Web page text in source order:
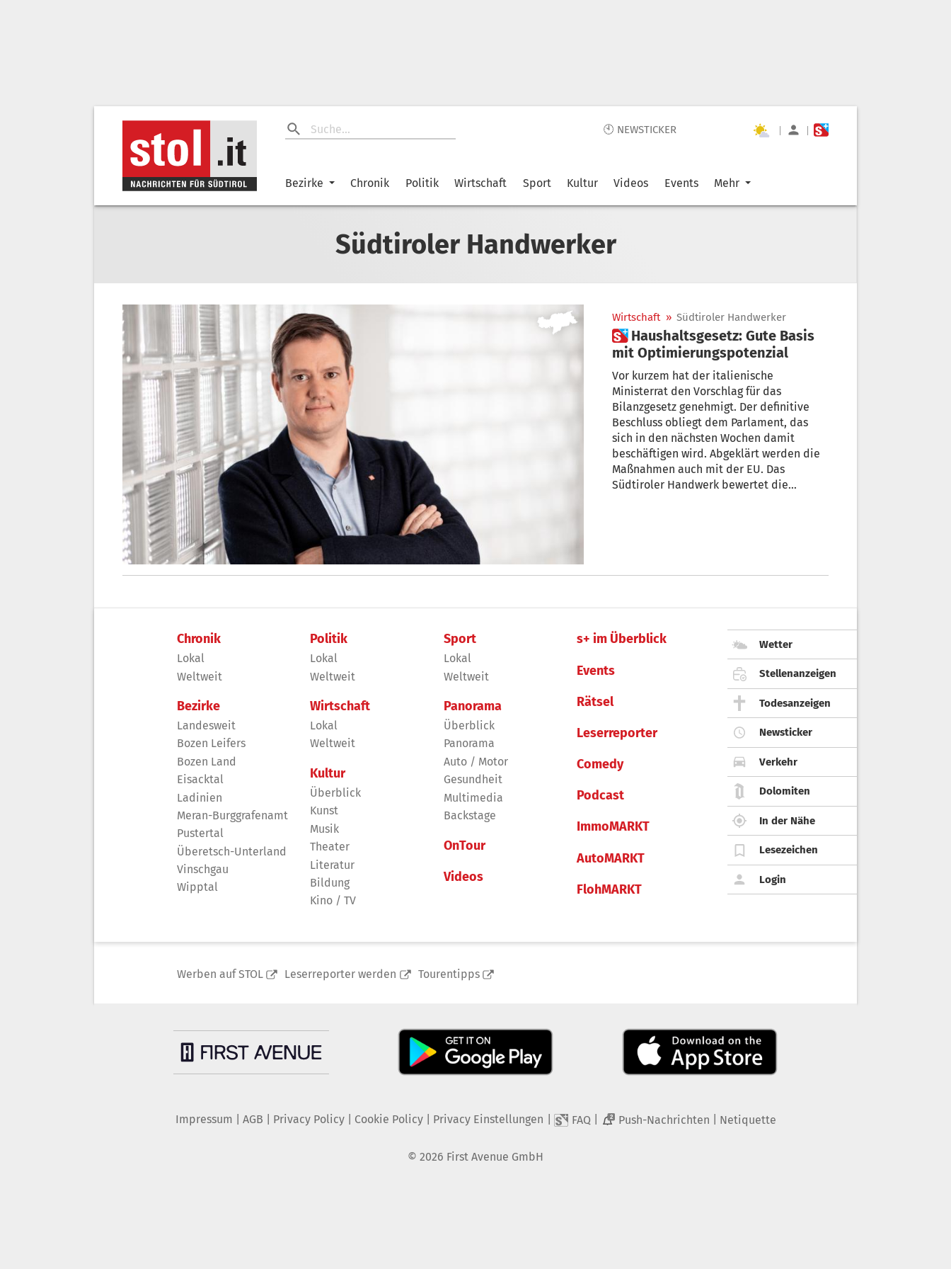
🕙 NEWSTICKER | |
Bezirke Chronik Politik Wirtschaft Sport Kultur Videos Events Mehr
Südtiroler Handwerker
Wirtschaft » Südtiroler Handwerker
 Haushaltsgesetz: Gute Basis
mit Optimierungspotenzial
Vor kurzem hat der italienische
Ministerrat den Vorschlag für das
Bilanzgesetz genehmigt. Der definitive
Beschluss obliegt dem Parlament, das
sich in den nächsten Wochen damit
beschäftigen wird. Abgeklärt werden die
Maßnahmen auch mit der EU. Das
Südtiroler Handwerk bewertet die
Chronik
Lokal
Weltweit
Bezirke
Landesweit
Bozen Leifers
Bozen Land
Eisacktal
Ladinien
Meran-Burggrafenamt
Pustertal
Überetsch-Unterland
Vinschgau
Wipptal
Politik
Lokal
Weltweit
Wirtschaft
Lokal
Weltweit
Kultur
Überblick
Kunst
Musik
Theater
Literatur
Bildung
Kino / TV
Sport
Lokal
Weltweit
Panorama
Überblick
Panorama
Auto / Motor
Gesundheit
Multimedia
Backstage
OnTour
Videos
s+ im Überblick
Events
Rätsel
Leserreporter
Comedy
Podcast
ImmoMARKT
AutoMARKT
FlohMARKT
Wetter
Stellenanzeigen
Todesanzeigen
Newsticker
Verkehr
Dolomiten
In der Nähe
Lesezeichen
Login
Werben auf STOL Leserreporter werden Tourentipps
Impressum AGB Privacy Policy| Cookie Policy| Privacy Einstellungen FAQ 2 Push-Nachrichten Netiquette
© 2026 First Avenue GmbH